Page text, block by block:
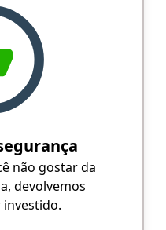
não gostar da
devolvemos
investido.